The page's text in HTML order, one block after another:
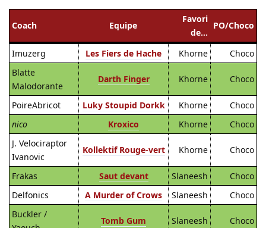
Coach Equipe
Favori
de…
PO/Choco
Imuzerg Les Fiers de Hache Khorne
Choco
Blatte
Malodorante
Darth Finger Khorne Choco
PoireAbricot Luky Stoupid Dorkk Khorne
Choco
nico
Kroxico Khorne
Choco
J. Velociraptor
Ivanovic
Kollektif Rouge-vert Khorne Choco
Frakas Saut devant Slaneesh
Choco
Delfonics
A Murder of Crows Slaneesh
Choco
Buckler /
Tomb Gum Slaneesh Choco